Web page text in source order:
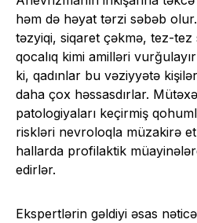
həm də həyat tərzi səbəb
təzyiqi, siqaret çəkmə, tez-
qocalıq kimi amilləri
ki, qadınlar bu vəziyyətə
daha çox həssasdırlar.
patologiyaları keçirmiş
riskləri nevroloqla müzakirə
hallarda profilaktik
edirlər.
Ekspertlərin gəldiyi əsas